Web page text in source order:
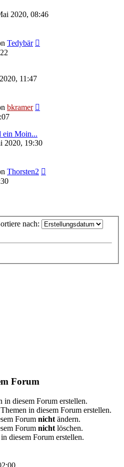
2020, 08:46
Tedybär
11:47
bkramer
ein Moin...
2020, 19:30
Thorsten2
nach:
Forum
in diesem Forum erstellen.
in diesem Forum erstellen.
Forum nicht ändern.
Forum nicht löschen.
diesem Forum erstellen.